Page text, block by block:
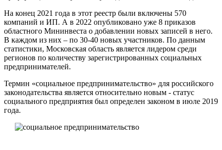
На конец 2021 года в этот реестр были включены 570
компаний и ИП. А в 2022 опубликовано уже 8 приказов
областного Мининвеста о добавлении новых записей в него.
В каждом из них – по 30-40 новых участников. По данным
статистики, Московская область является лидером среди
регионов по количеству зарегистрированных социальных
предпринимателей.
Термин «социальное предпринимательство» для российского
законодательства является относительно новым - статус
социального предприятия был определен законом в июле 2019
года.